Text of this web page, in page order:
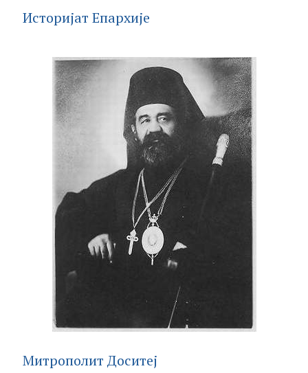
Историјат Епархије
Митрополит Доситеј